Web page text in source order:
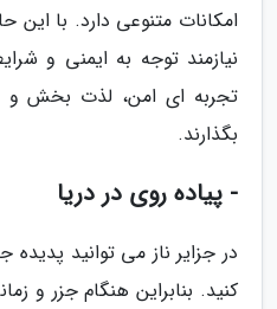
امکانات متنوعی دارد. با این
نیازمند توجه به ایمنی و
تجربه ای امن، لذت بخش و
بگذارند.
- پیاده روی در دریا
در جزایر ناز می توانید
کنید. بنابراین هنگام جزر و